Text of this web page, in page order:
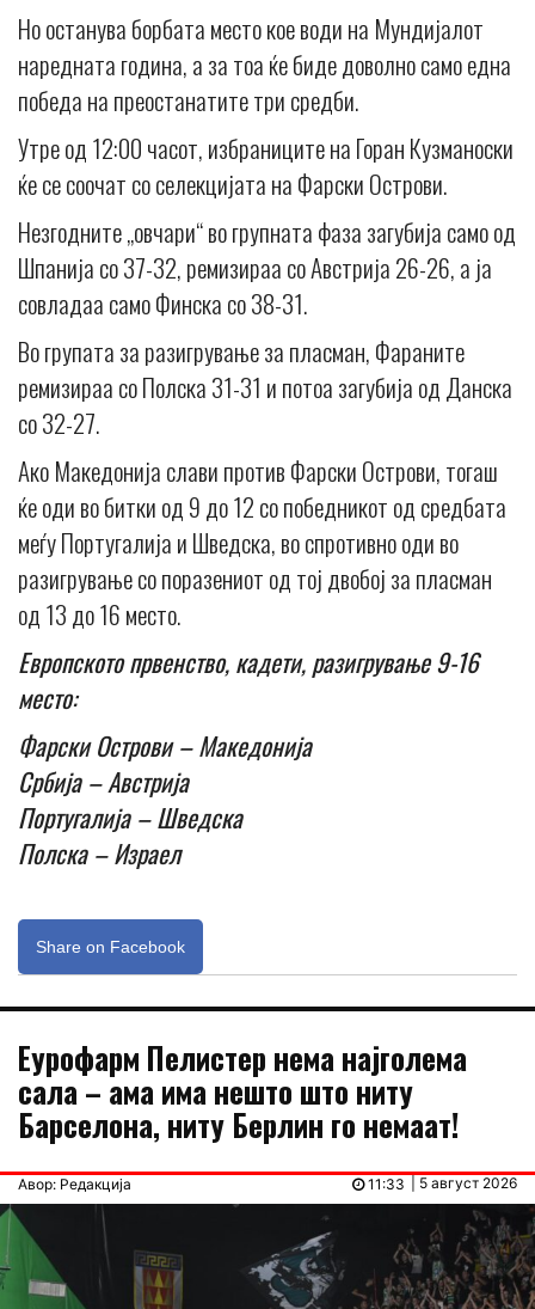
Но останува борбата место кое води на Мундијалот
наредната година, а за тоа ќе биде доволно само една
победа на преостанатите три средби.
Утре од 12:00 часот, избраниците на Горан Кузманоски
ќе се соочат со селекцијата на Фарски Острови.
Незгодните „овчари“ во групната фаза загубија само од
Шпанија со 37-32, ремизираа со Австрија 26-26, а ја
совладаа само Финска со 38-31.
Во групата за разигрување за пласман, Фараните
ремизираа со Полска 31-31 и потоа загубија од Данска
со 32-27.
Ако Македонија слави против Фарски Острови, тогаш
ќе оди во битки од 9 до 12 со победникот од средбата
меѓу Португалија и Шведска, во спротивно оди во
разигрување со поразениот од тој двобој за пласман
од 13 до 16 место.
Европското првенство, кадети, разигрување 9-16
место:
Фарски Острови – Македонија
Србија – Австрија
Португалија – Шведска
Полска – Израел
Share on Facebook
Еурофарм Пелистер нема најголема
сала – ама има нешто што ниту
Барселона, ниту Берлин го немаат!
Авор: Редакција | 5 август 2026
11:33